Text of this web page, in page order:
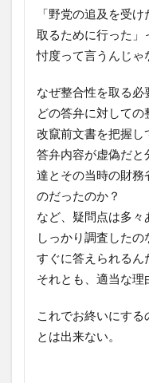
「野党の追及を受
取るために行った」
忖度って言うんじゃ
なぜ整合性を取る必
どの答弁に対しての
改竄前文書を把握し
答弁内容が虚偽だと
達とその当時の財務
のだったのか？
など、疑問点は多々
しっかり調査した
すぐに答えられるん
それとも、適当な理
これでお終いにする
とは出来ない。